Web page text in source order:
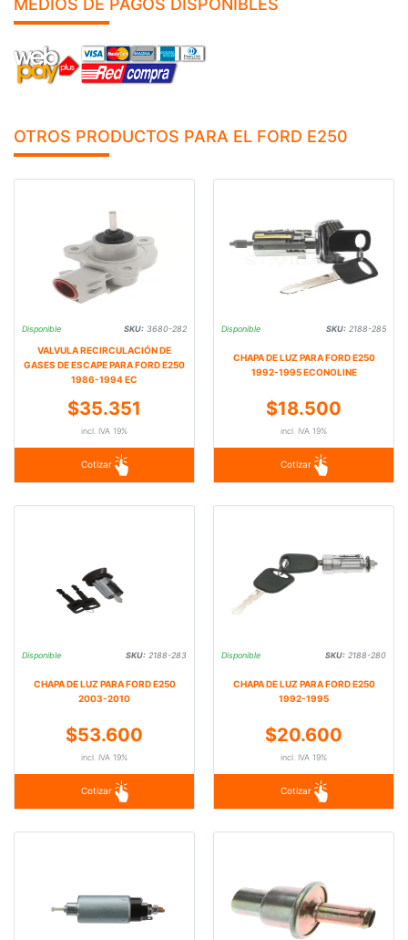
OTROS PRODUCTOS PARA EL FORD E250
Disponible SKU: 3680-282
VALVULA RECIRCULACIÓN DE
GASES DE ESCAPE PARA FORD E250
1986-1994 EC
$35.351
incl. IVA 19%
Cotizar
Disponible SKU: 2188-285
CHAPA DE LUZ PARA FORD E250
1992-1995 ECONOLINE
$18.500
incl. IVA 19%
Cotizar
Disponible SKU: 2188-283
CHAPA DE LUZ PARA FORD E250
2003-2010
$53.600
incl. IVA 19%
Cotizar
Disponible SKU: 2188-280
CHAPA DE LUZ PARA FORD E250
1992-1995
$20.600
incl. IVA 19%
Cotizar